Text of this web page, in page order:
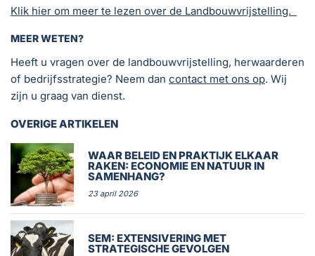
Klik hier om meer te lezen over de Landbouwvrijstelling.
MEER WETEN?
Heeft u vragen over de landbouwvrijstelling, herwaarderen
of bedrijfsstrategie? Neem dan contact met ons op. Wij
zijn u graag van dienst.
OVERIGE ARTIKELEN
WAAR BELEID EN PRAKTIJK ELKAAR
RAKEN: ECONOMIE EN NATUUR IN
SAMENHANG?
23 april 2026
SEM: EXTENSIVERING MET
STRATEGISCHE GEVOLGEN